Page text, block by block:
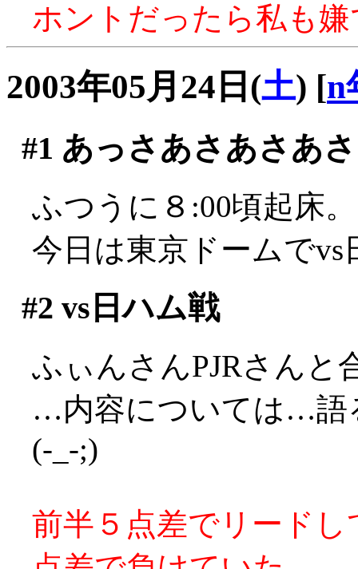
ホントだったら私も嫌
2003年05月24日(土) [n
#1 あっさあさあさあ
ふつうに８:00頃起床。
今日は東京ドームで
#2 vs日ハム戦
ふぃんさんPJRさんと
…内容については…語
(-_-;)
前半５点差でリード